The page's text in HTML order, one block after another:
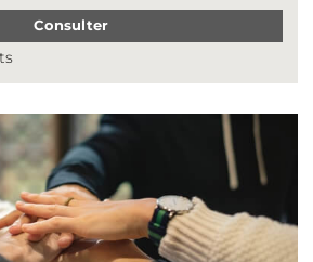
Consulter